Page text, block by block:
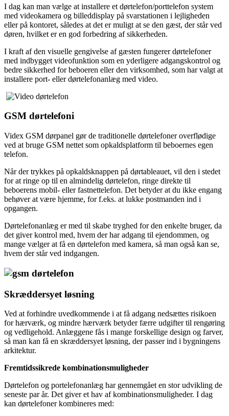
I dag kan man vælge at installere et dørtelefon/porttelefon system
med videokamera og billeddisplay på svarstationen i lejligheden
eller på kontoret, således at det er muligt at se den gæst, der står ved
døren, hvilket er en god forbedring af sikkerheden.
I kraft af den visuelle gengivelse af gæsten fungerer dørtelefoner
med indbygget videofunktion som en yderligere adgangskontrol og
bedre sikkerhed for beboeren eller den virksomhed, som har valgt at
installere port- eller dørtelefonanlæg med video.
GSM dørtelefoni
Videx GSM dørpanel gør de traditionelle dørtelefoner overflødige
ved at bruge GSM nettet som opkaldsplatform til beboernes egen
telefon.
Når der trykkes på opkaldsknappen på dørtableauet, vil den i stedet
for at ringe op til en almindelig dørtelefon, ringe direkte til
beboerens mobil- eller fastnettelefon. Det betyder at du ikke engang
behøver at være hjemme, for f.eks. at lukke postmanden ind i
opgangen.
Dørtelefonanlæg er med til skabe tryghed for den enkelte bruger, da
det giver kontrol med, hvem der har adgang til ejendommen, og
mange vælger at få en dørtelefon med kamera, så man også kan se,
hvem der står ved indgangen.
Skræddersyet løsning
Ved at forhindre uvedkommende i at få adgang nedsættes risikoen
for hærværk, og mindre hærværk betyder færre udgifter til rengøring
og vedligehold. Anlæggene fås i mange forskellige design og farver,
så man kan få en skræddersyet løsning, der passer ind i bygningens
arkitektur.
Fremtidssikrede kombinationsmuligheder
Dørtelefon og portelefonanlæg har gennemgået en stor udvikling de
seneste par år. Det giver et hav af kombinationsmuligheder. I dag
kan dørtelefoner kombineres med: